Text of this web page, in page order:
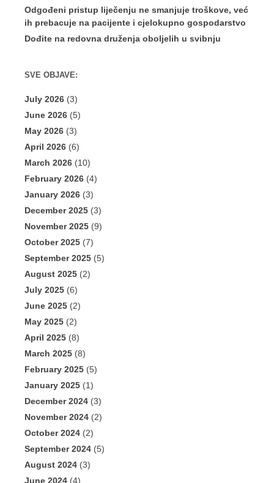
Odgođeni pristup liječenju ne smanjuje troškove, već
ih prebacuje na pacijente i cjelokupno gospodarstvo
Dođite na redovna druženja oboljelih u svibnju
SVE OBJAVE:
July 2026 (3)
June 2026 (5)
May 2026 (3)
April 2026 (6)
March 2026 (10)
February 2026 (4)
January 2026 (3)
December 2025 (3)
November 2025 (9)
October 2025 (7)
September 2025 (5)
August 2025 (2)
July 2025 (6)
June 2025 (2)
May 2025 (2)
April 2025 (8)
March 2025 (8)
February 2025 (5)
January 2025 (1)
December 2024 (3)
November 2024 (2)
October 2024 (2)
September 2024 (5)
August 2024 (3)
June 2024 (4)